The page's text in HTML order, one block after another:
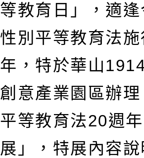
等教育日」，適
性別平等教育法
年，特於華山
創意產業園區辦
平等教育法20週
展」，特展內容